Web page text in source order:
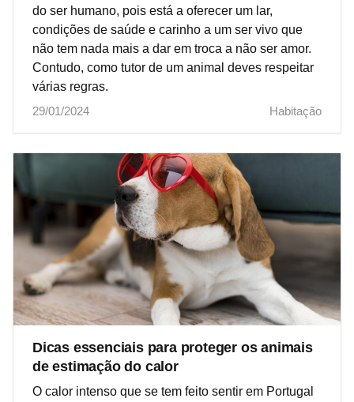
do ser humano, pois está a oferecer um lar,
condições de saúde e carinho a um ser vivo que
não tem nada mais a dar em troca a não ser amor.
Contudo, como tutor de um animal deves respeitar
várias regras.
29/01/2024
Habitação
Dicas essenciais para proteger os animais
de estimação do calor
O calor intenso que se tem feito sentir em Portugal